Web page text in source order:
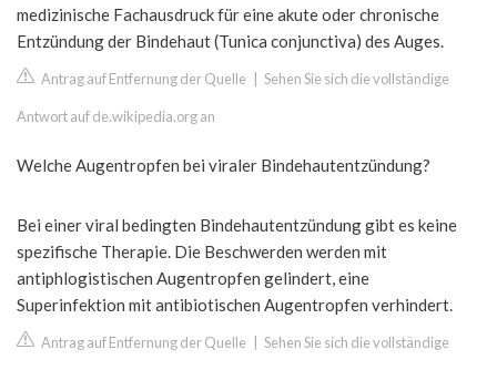
medizinische Fachausdruck für eine akute oder chronische
Entzündung der Bindehaut (Tunica conjunctiva) des Auges.
Antrag auf Entfernung der Quelle Sehen Sie sich die vollständige
Antwort auf de.wikipedia.org an
Welche Augentropfen bei viraler Bindehautentzündung?
Bei einer viral bedingten Bindehautentzündung gibt es keine
spezifische Therapie. Die Beschwerden werden mit
antiphlogistischen Augentropfen gelindert, eine
Superinfektion mit antibiotischen Augentropfen verhindert.
Antrag auf Entfernung der Quelle Sehen Sie sich die vollständige